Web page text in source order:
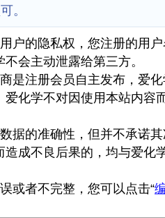
。
户的隐私权，您注册的用
会主动泄露给第三方。
是注册会员自主发布，爱
化学不对因使用本站内容
据的准确性，但并不承诺
成不良后果的，均与爱化
或者不完整，您可以点击“